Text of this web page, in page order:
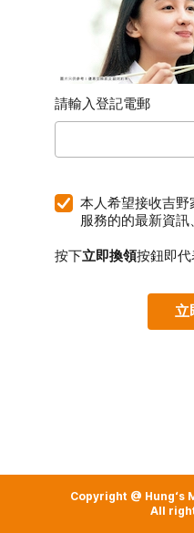
請輸入登記電郵
本人希望接收吉野
服務的的最新資訊
按下立即換領按鈕即
立
Copyright @ Hung‘s
All